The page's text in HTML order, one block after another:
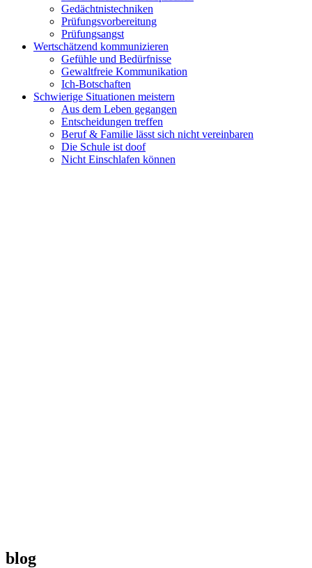
Gedächtnistechniken
Prüfungsvorbereitung
Prüfungsangst
Wertschätzend kommunizieren
Gefühle und Bedürfnisse
Gewaltfreie Kommunikation
Ich-Botschaften
Schwierige Situationen meistern
Aus dem Leben gegangen
Entscheidungen treffen
Beruf & Familie lässt sich nicht vereinbaren
Die Schule ist doof
Nicht Einschlafen können
blog